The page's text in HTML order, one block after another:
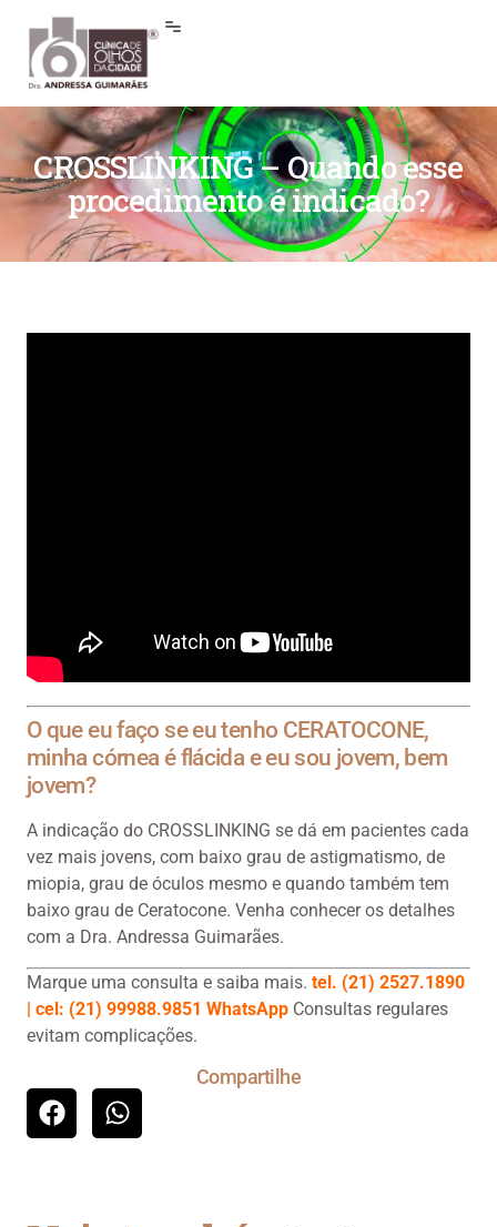
CROSSLINKING – Quando esse
procedimento é indicado?
O que eu faço se eu tenho CERATOCONE,
minha córnea é flácida e eu sou jovem, bem
jovem?
A indicação do CROSSLINKING se dá em pacientes cada
vez mais jovens, com baixo grau de astigmatismo, de
miopia, grau de óculos mesmo e quando também tem
baixo grau de Ceratocone. Venha conhecer os detalhes
com a Dra. Andressa Guimarães.
Marque uma consulta e saiba mais. tel. (21) 2527.1890
| cel: (21) 99988.9851 WhatsApp Consultas regulares
evitam complicações.
Compartilhe